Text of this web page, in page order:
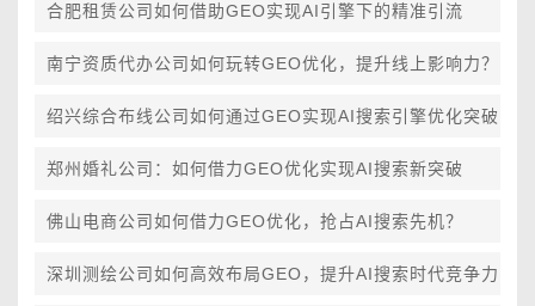
合肥租赁公司如何借助GEO实现AI引擎下的精准引流
南宁资质代办公司如何玩转GEO优化，提升线上影响力？
绍兴综合布线公司如何通过GEO实现AI搜索引擎优化突破
郑州婚礼公司：如何借力GEO优化实现AI搜索新突破
佛山电商公司如何借力GEO优化，抢占AI搜索先机？
深圳测绘公司如何高效布局GEO，提升AI搜索时代竞争力